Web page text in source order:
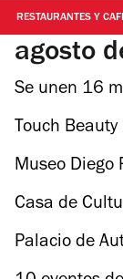
RESTAURANTES Y
agosto
Se unen 16
Cerveza
Touch
Museo Diego
Casa de
Palacio de